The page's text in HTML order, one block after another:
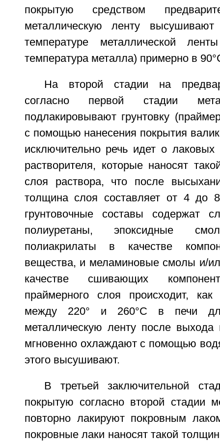
покрытую средством
металлическую ленту
температуре металлической
температура металла) примерно в
На второй стадии на
согласно первой стадии
подлакировывают грунтовку
с помощью нанесения покрытия
исключительно речь идет о
растворителя, которые наносят
слоя раствора, что после
толщина слоя составляет от 4 до
грунтовочные составы содержат
полиуретаны, эпоксидные
полиакрилаты в качестве
вещества, и меламиновые смолы и/
качестве сшивающих
праймерного слоя происходит,
между 220° и 260°C в печи
металлическую ленту после
мгновенно охлаждают с помощью
этого высушивают.
В третьей заключительной
покрытую согласно второй стадии
повторно лакируют покровным
покровные лаки наносят такой